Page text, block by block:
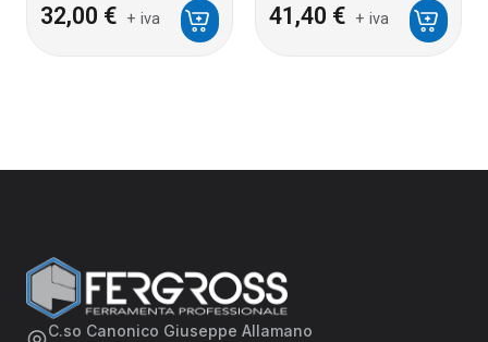
32,00 € + iva 41,40 € + iva
C.so Canonico Giuseppe Allamano